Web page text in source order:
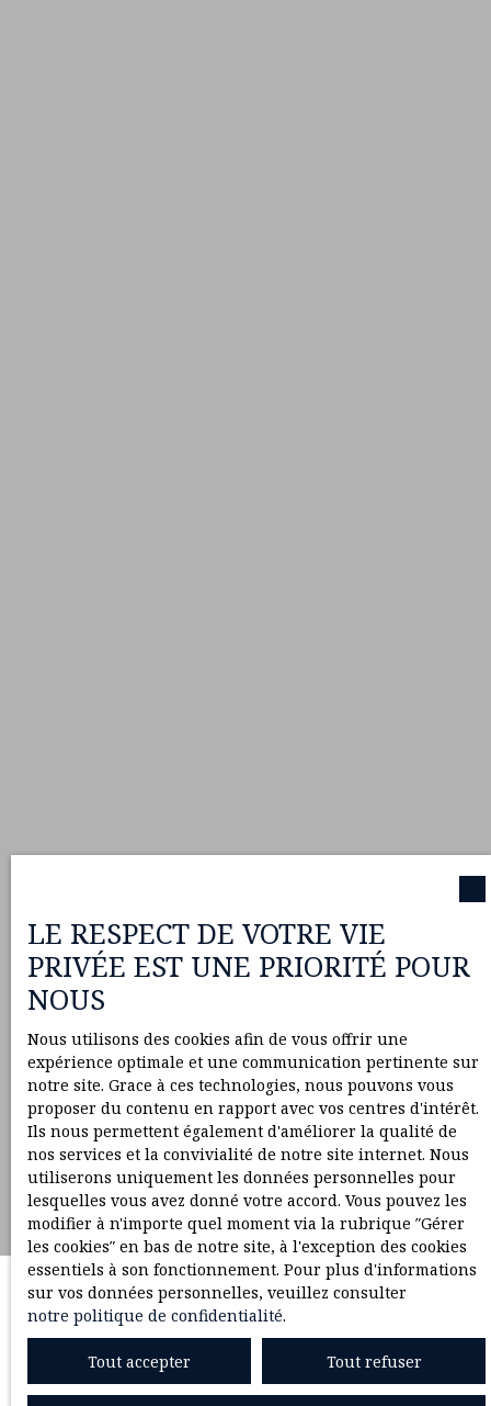
Sous compromis
LE RESPECT DE VOTRE VIE
PRIVÉE EST UNE PRIORITÉ POUR
NOUS
Nous utilisons des cookies afin de vous offrir une
expérience optimale et une communication pertinente sur
notre site. Grace à ces technologies, nous pouvons vous
proposer du contenu en rapport avec vos centres d'intérêt.
Ils nous permettent également d'améliorer la qualité de
nos services et la convivialité de notre site internet. Nous
utiliserons uniquement les données personnelles pour
lesquelles vous avez donné votre accord. Vous pouvez les
modifier à n'importe quel moment via la rubrique ″Gérer
les cookies″ en bas de notre site, à l'exception des cookies
essentiels à son fonctionnement. Pour plus d'informations
sur vos données personnelles, veuillez consulter
notre politique de confidentialité.
Tout accepter Tout refuser